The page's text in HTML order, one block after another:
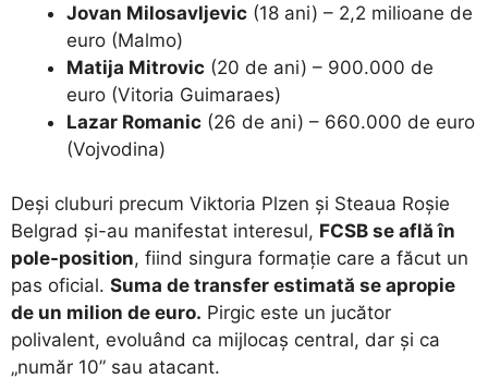
Jovan Milosavljevic (18 ani) – 2,2 milioane de
euro (Malmo)
Matija Mitrovic (20 de ani) – 900.000 de
euro (Vitoria Guimaraes)
Lazar Romanic (26 de ani) – 660.000 de euro
(Vojvodina)
​Deși cluburi precum Viktoria Plzen și Steaua Roșie
Belgrad și-au manifestat interesul, FCSB se află în
pole-position, fiind singura formație care a făcut un
pas oficial. Suma de transfer estimată se apropie
de un milion de euro. Pirgic este un jucător
polivalent, evoluând ca mijlocaș central, dar și ca
„număr 10” sau atacant.